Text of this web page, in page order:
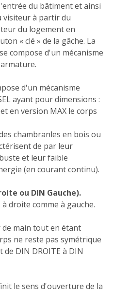
du bâtiment et ainsi
visiteur à partir du
du logement en
« clé » de la gâche. La
compose d'un mécanisme
d'un mécanisme
ayant pour dimensions :
en version MAX le corps
chambranles en bois ou
de par leur
et leur faible
(en courant continu).
ou DIN Gauche).
droite comme à gauche.
de main tout en étant
ne reste pas symétrique
de DIN DROITE à DIN
le sens d'ouverture de la